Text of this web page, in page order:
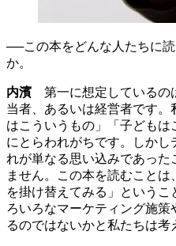
──この本をどんな人たちに
か。
内濱 第一に想定しているの
当者、あるいは経営者です
はこういうもの」「子ども
にとらわれがちです。しか
れが単なる思い込みであった
ません。この本を読むこと
を掛け替えてみる」という
ろいろなマーケティング施策
るのではないかと私たちは考